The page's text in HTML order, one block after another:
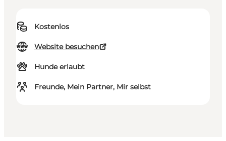
Kostenlos
Website besuchen
Hunde erlaubt
Freunde, Mein Partner, Mir selbst